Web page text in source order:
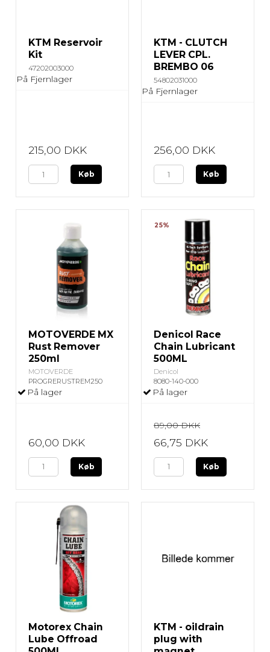
KTM Reservoir
Kit
47202003000
På Fjernlager
215,00 DKK
Køb
KTM - CLUTCH
LEVER CPL.
BREMBO 06
54802031000
På Fjernlager
256,00 DKK
Køb
MOTOVERDE MX
Rust Remover
250ml
MOTOVERDE
PROGRERUSTREM250
På lager
60,00 DKK
Køb
25%
Denicol Race
Chain Lubricant
500ML
Denicol
8080-140-000
På lager
89,00 DKK
66,75 DKK
Køb
Motorex Chain
Lube Offroad
KTM - oildrain
plug with